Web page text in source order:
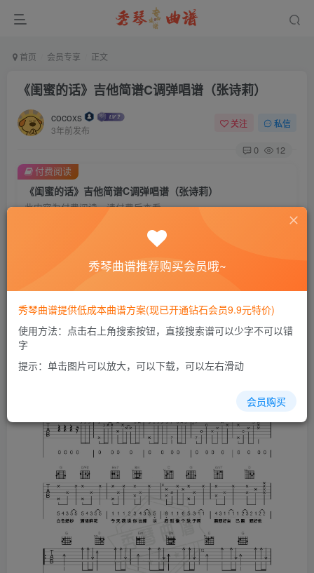
首页 会员专享 正文
《闺蜜的话》吉他简谱C调弹唱谱（张诗莉）
cocoxs
3年前发布
关注 私信
0 12
《闺蜜的话》吉他简谱C调弹唱谱（张诗莉）
此内容为付费阅读，请付费后查看
会员专属资源
黄金会员免费 钻石会员
开通会员
付费阅读
秀琴曲谱推荐购买会员哦~
秀琴曲谱提供低成本曲谱方案(现已开通钻石会员9.9元特价)
使用方法：点击右上角搜索按钮，直接搜索谱可以少字不可以错
字
提示：单击图片可以放大，可以下载，可以左右滑动
会员购买